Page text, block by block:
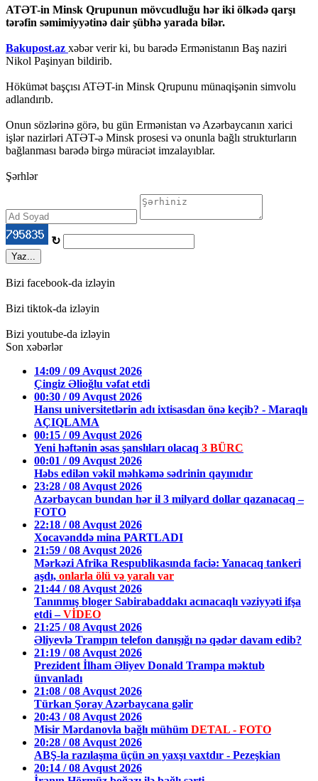
ATƏT-in Minsk Qrupunun mövcudluğu hər iki ölkədə qarşı
tərəfin səmimiyyətinə dair şübhə yarada bilər.
Bakupost.az xəbər verir ki, bu barədə Ermənistanın Baş naziri
Nikol Paşinyan bildirib.
Hökümət başçısı ATƏT-in Minsk Qrupunu münaqişənin simvolu
adlandırıb.
Onun sözlərinə görə, bu gün Ermənistan və Azərbaycanın xarici
işlər nazirləri ATƏT-ə Minsk prosesi və onunla bağlı strukturların
bağlanması barədə birgə müraciət imzalayıblar.
Şərhlər
↻
Yaz...
Bizi facebook-da izləyin
Bizi tiktok-da izləyin
Bizi youtube-da izləyin
Son xəbərlər
14:09 / 09 Avqust 2026
Çingiz Əlioğlu vəfat etdi
00:30 / 09 Avqust 2026
Hansı universitetlərin adı ixtisasdan önə keçib? - Maraqlı
AÇIQLAMA
00:15 / 09 Avqust 2026
Yeni həftənin əsas şanslıları olacaq 3 BÜRC
00:01 / 09 Avqust 2026
Həbs edilən vəkil məhkəmə sədrinin qayınıdır
23:28 / 08 Avqust 2026
Azərbaycan bundan hər il 3 milyard dollar qazanacaq –
FOTO
22:18 / 08 Avqust 2026
Xocavənddə mina PARTLADI
21:59 / 08 Avqust 2026
Mərkəzi Afrika Respublikasında faciə: Yanacaq tankeri
aşdı, onlarla ölü və yaralı var
21:44 / 08 Avqust 2026
Tanınmış bloger Sabirabaddakı acınacaqlı vəziyyəti ifşa
etdi –VİDEO
21:25 / 08 Avqust 2026
Əliyevlə Trampın telefon danışığı nə qədər davam edib?
21:19 / 08 Avqust 2026
Prezident İlham Əliyev Donald Trampa məktub
ünvanladı
21:08 / 08 Avqust 2026
Türkan Şoray Azərbaycana gəlir
20:43 / 08 Avqust 2026
Misir Mərdanovla bağlı mühüm DETAL - FOTO
20:28 / 08 Avqust 2026
ABŞ-la razılaşma üçün ən yaxşı vaxtdır - Pezeşkian
20:14 / 08 Avqust 2026